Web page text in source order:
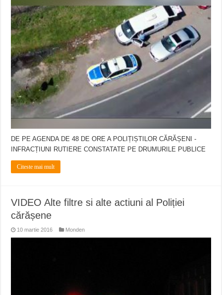
ANUNŢ OPRIRE APĂ în CARANSEBEȘ avarie
ANUNȚ OPRIRE APĂ în Reșița, cartier Țerova – avarie – 04.08.2026
DE PE AGENDA DE 48 DE ORE A POLIȚIȘTILOR CĂRĂȘENI -
INFRACȚIUNI RUTIERE CONSTATATE PE DRUMURILE PUBLICE
Citeste mai mult
VIDEO Alte filtre si alte actiuni al Poliției
cărășene
10 martie 2016 Monden